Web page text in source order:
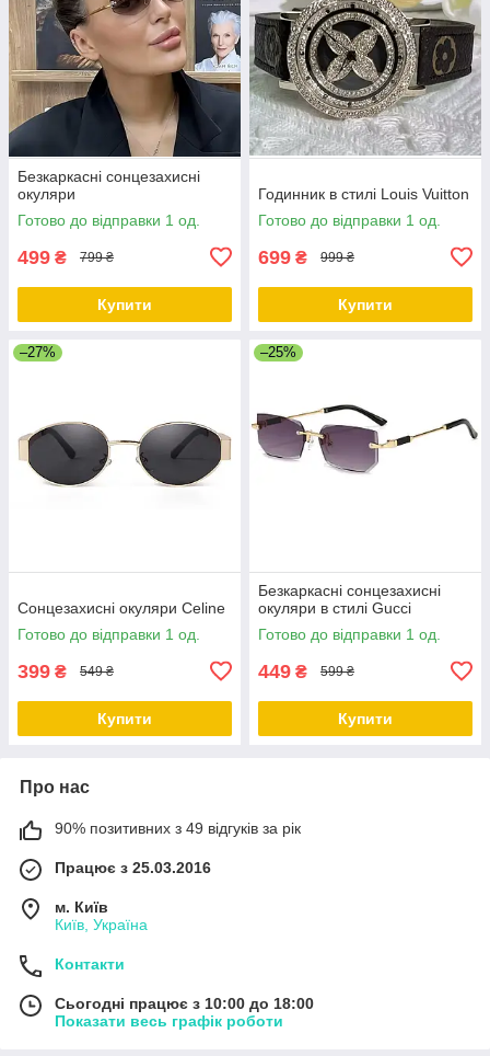
Безкаркасні сонцезахисні
окуляри
Готово до відправки 1 од.
499 ₴ 799 ₴
Купити
Годинник в стилі Louis Vuitton
Готово до відправки 1 од.
699 ₴ 999 ₴
Купити
–27%
Сонцезахисні окуляри Celine
Готово до відправки 1 од.
399 ₴ 549 ₴
Купити
–25%
Безкаркасні сонцезахисні
окуляри в стилі Gucci
Готово до відправки 1 од.
449 ₴ 599 ₴
Купити
Про нас
90% позитивних з 49 відгуків за рік
Працює з 25.03.2016
м. Київ
Київ, Україна
Контакти
Сьогодні працює з 10:00 до 18:00
Показати весь графік роботи